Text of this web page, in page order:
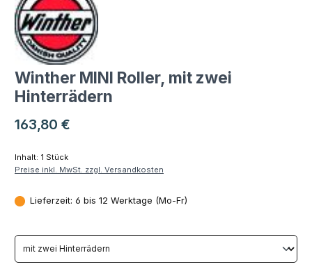
Winther MINI Roller, mit zwei
Hinterrädern
Regulärer Preis:
163,80 €
Inhalt: 1 Stück
Preise inkl. MwSt. zzgl. Versandkosten
Lieferzeit: 6 bis 12 Werktage (Mo-Fr)